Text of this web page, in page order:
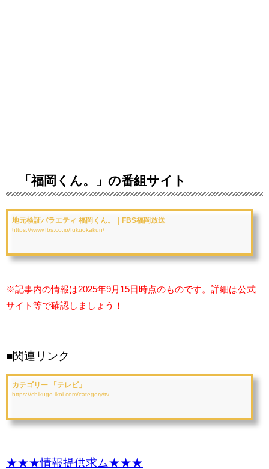
「福岡くん。」の番組サイト
地元検証バラエティ 福岡くん。｜FBS福岡放送
https://www.fbs.co.jp/fukuokakun/
※記事内の情報は2025年9月15日時点のものです。詳細は公式
サイト等で確認しましょう！
■関連リンク
カテゴリー 「テレビ」
https://chikugo-ikoi.com/category/tv
★★★情報提供求ム★★★